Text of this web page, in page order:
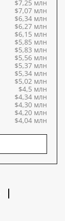
$7,25 млн
$7,07 млн
$6,34 млн
$6,27 млн
$6,15 млн
$5,85 млн
$5,83 млн
$5,56 млн
$5,37 млн
$5,34 млн
$5,02 млн
$4,5 млн
$4,34 млн
$4,30 млн
$4,20 млн
$4,04 млн